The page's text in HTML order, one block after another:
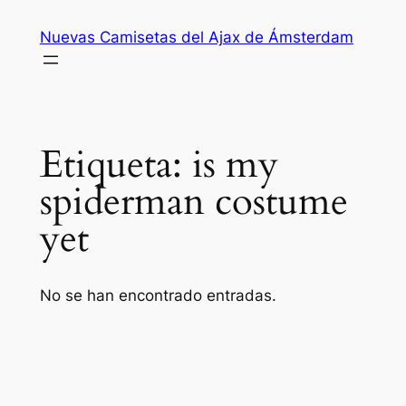
contenido
Nuevas Camisetas del Ajax de Ámsterdam
Etiqueta: is my
spiderman costume
yet
No se han encontrado entradas.